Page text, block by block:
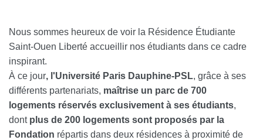
Nous sommes heureux de voir la Résidence Étudiante
Saint-Ouen Liberté accueillir nos étudiants dans ce cadre
inspirant.
À ce jour, l'Université Paris Dauphine-PSL, grâce à ses
différents partenariats, maîtrise un parc de 700
logements réservés exclusivement à ses étudiants,
dont plus de 200 logements sont proposés par la
Fondation répartis dans deux résidences à proximité de